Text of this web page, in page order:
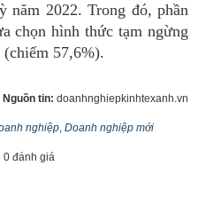
năm 2022. Trong đó, phần
chọn hình thức tạm ngừng
(chiếm 57,6%).
Nguồn tin: doanhnghiepkinhtexanh.vn
nghiệp, Doanh nghiệp mới
0 đánh giá